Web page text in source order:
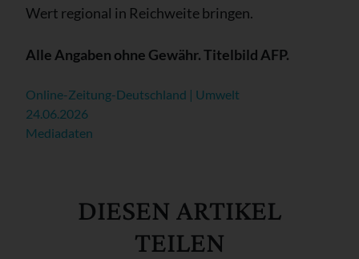
Wert regional in Reichweite bringen.
Alle Angaben ohne Gewähr. Titelbild AFP.
Online-Zeitung-Deutschland | Umwelt
24.06.2026
Mediadaten
DIESEN ARTIKEL
TEILEN